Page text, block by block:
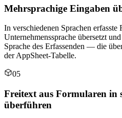
Mehrsprachige Eingaben
In verschiedenen Sprachen
Unternehmenssprache übersetzt
Sprache des Erfassenden — die
der AppSheet-Tabelle.
05
Freitext aus Formularen in
überführen